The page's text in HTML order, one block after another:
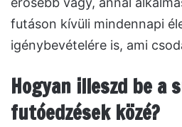
futáson kívüli mindennapi
igénybevételére is, ami
Hogyan illeszd be a
futóedzések közé?